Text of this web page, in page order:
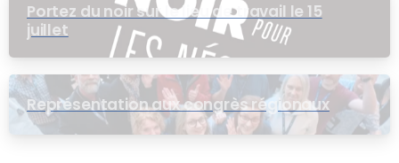
Portez du noir sur le lieu de travail le 15
juillet
Représentation aux congrès régionaux